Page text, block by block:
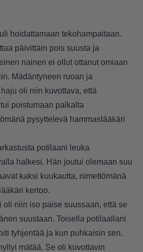
hoidattamaan tekohampaitaan.
päivittäin pois suusta ja
nainen ei ollut ottanut omiaan
Mädäntyneen ruoan ja
oli niin kuvottava, että
poistumaan paikalta
pysyttelevä hammaslääkäri
potilaani leuka
halkesi. Hän joutui olemaan suu
kaksi kuukautta, nimettömänä
kertoo.
niin iso paise suussaan, että se
suustaan. Toisella potilaallani
tyhjentää ja kun puhkaisin sen,
mätää. Se oli kuvottavin